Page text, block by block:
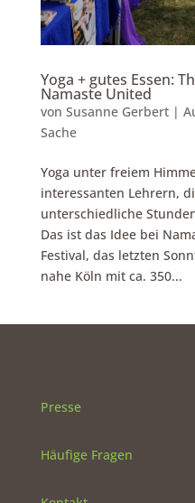
Yoga + gutes Essen:
Namaste United
von Susanne Gerbert|
Sache
Yoga unter freiem
interessanten Lehrern,
unterschiedliche
Das ist das Idee bei
Festival, das letzten
nahe Köln mit ca. 350...
Presse
Häufige Fragen